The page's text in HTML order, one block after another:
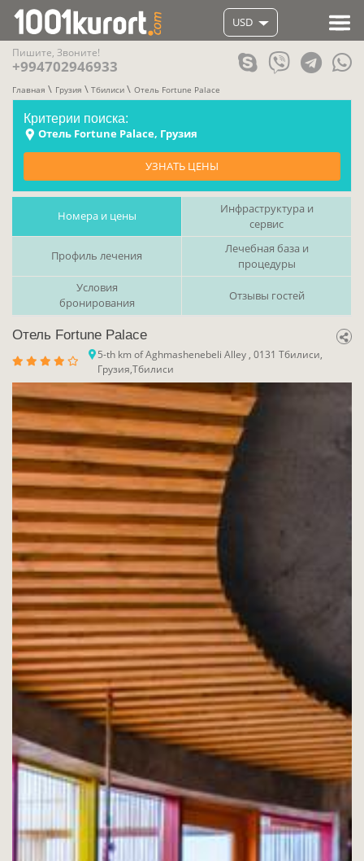
USD
Пишите, Звоните!
+994702946933
Главная Грузия Тбилиси Отель Fortune Palace
Критерии поиска:
Отель Fortune Palace, Грузия
УЗНАТЬ ЦЕНЫ
Номера и цены
Инфраструктура и
сервис
Профиль лечения
Лечебная база и
процедуры
Условия
бронирования
Отзывы гостей
Отель Fortune Palace
5-th km of Aghmashenebeli Alley , 0131 Тбилиси,
Грузия,Тбилиси